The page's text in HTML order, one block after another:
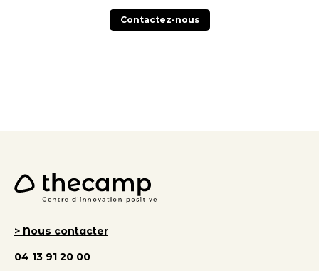
Contactez-nous
> Nous contacter
04 13 91 20 00